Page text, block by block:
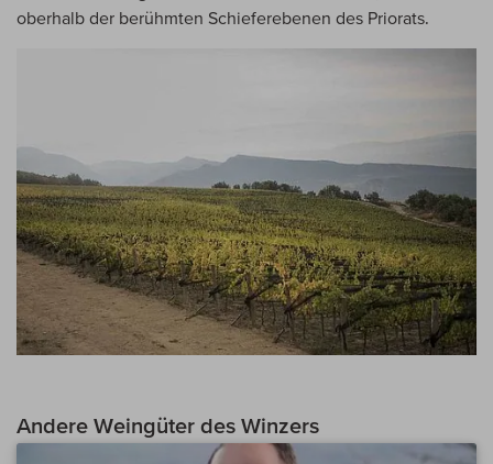
oberhalb der berühmten Schieferebenen des Priorats.
Andere Weingüter des Winzers